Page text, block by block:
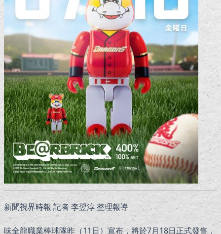
新聞視界時報 記者 李翌淳 整理報導
味全龍職業棒球隊昨（11日）宣布，將於7月18日正式發售，